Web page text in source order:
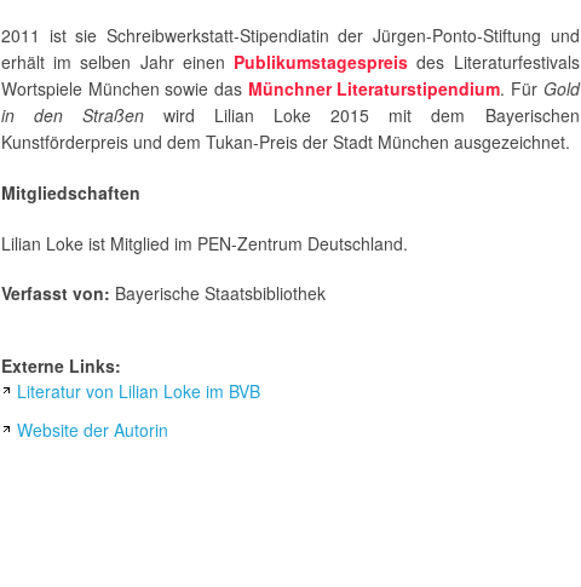
2011 ist sie Schreibwerkstatt-Stipendiatin der Jürgen-Ponto-Stiftung und
erhält im selben Jahr einen Publikumstagespreis des Literaturfestivals
Wortspiele München sowie das Münchner Literaturstipendium. Für Gold
in den Straßen wird Lilian Loke 2015 mit dem Bayerischen
Kunstförderpreis und dem Tukan-Preis der Stadt München ausgezeichnet.
Mitgliedschaften
Lilian Loke ist Mitglied im PEN-Zentrum Deutschland.
Verfasst von: Bayerische Staatsbibliothek
Externe Links:
Literatur von Lilian Loke im BVB
Website der Autorin